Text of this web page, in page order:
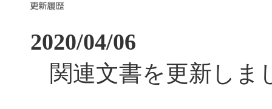
2020/04/06
関連文書を更新しま